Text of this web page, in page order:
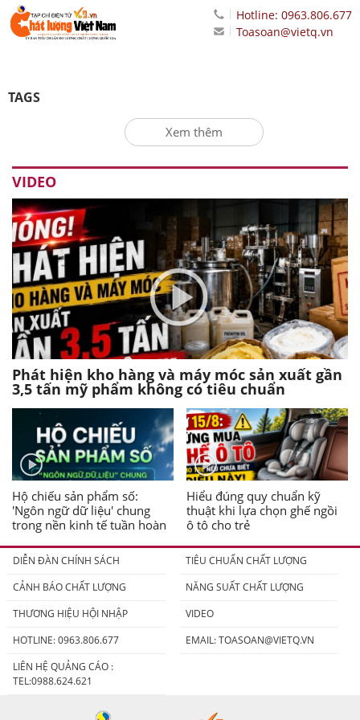
Hotline: 0963.806.677
Toasoan@vietq.vn
TAGS
Xem thêm
VIDEO
Phát hiện kho hàng và máy móc sản xuất gần
3,5 tấn mỹ phẩm không có tiêu chuẩn
Hộ chiếu sản phẩm số:
'Ngôn ngữ dữ liệu' chung
trong nền kinh tế tuần hoàn
Hiểu đúng quy chuẩn kỹ
thuật khi lựa chọn ghế ngồi
ô tô cho trẻ
DIỄN ĐÀN CHÍNH SÁCH
TIÊU CHUẨN CHẤT LƯỢNG
CẢNH BÁO CHẤT LƯỢNG
NĂNG SUẤT CHẤT LƯỢNG
THƯƠNG HIỆU HỘI NHẬP
VIDEO
HOTLINE: 0963.806.677
EMAIL:TOASOAN@VIETQ.VN
LIÊN HỆ QUẢNG CÁO :
TEL:0988.624.621